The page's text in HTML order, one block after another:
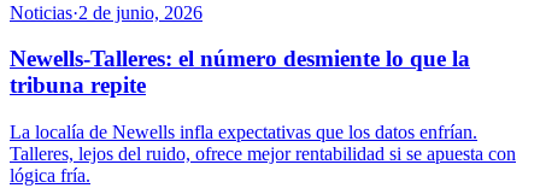
Noticias·2 de junio, 2026
Newells-Talleres: el número desmiente lo que la
tribuna repite
La localía de Newells infla expectativas que los datos enfrían.
Talleres, lejos del ruido, ofrece mejor rentabilidad si se apuesta con
lógica fría.